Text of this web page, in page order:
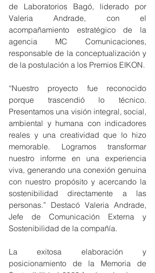
de Laboratorios Bagó, liderado por
Valeria Andrade, con el
acompañamiento estratégico de la
agencia MC Comunicaciones,
responsable de la conceptualización y
de la postulación a los Premios EIKON.
“Nuestro proyecto fue reconocido
porque trascendió lo técnico.
Presentamos una visión integral, social,
ambiental y humana con indicadores
reales y una creatividad que lo hizo
memorable. Logramos transformar
nuestro informe en una experiencia
viva, generando una conexión genuina
con nuestro propósito y acercando la
sostenibilidad directamente a las
personas.” Destacó Valeria Andrade,
Jefe de Comunicación Externa y
Sostenibilidad de la compañía.
La exitosa elaboración y
posicionamiento de la Memoria de